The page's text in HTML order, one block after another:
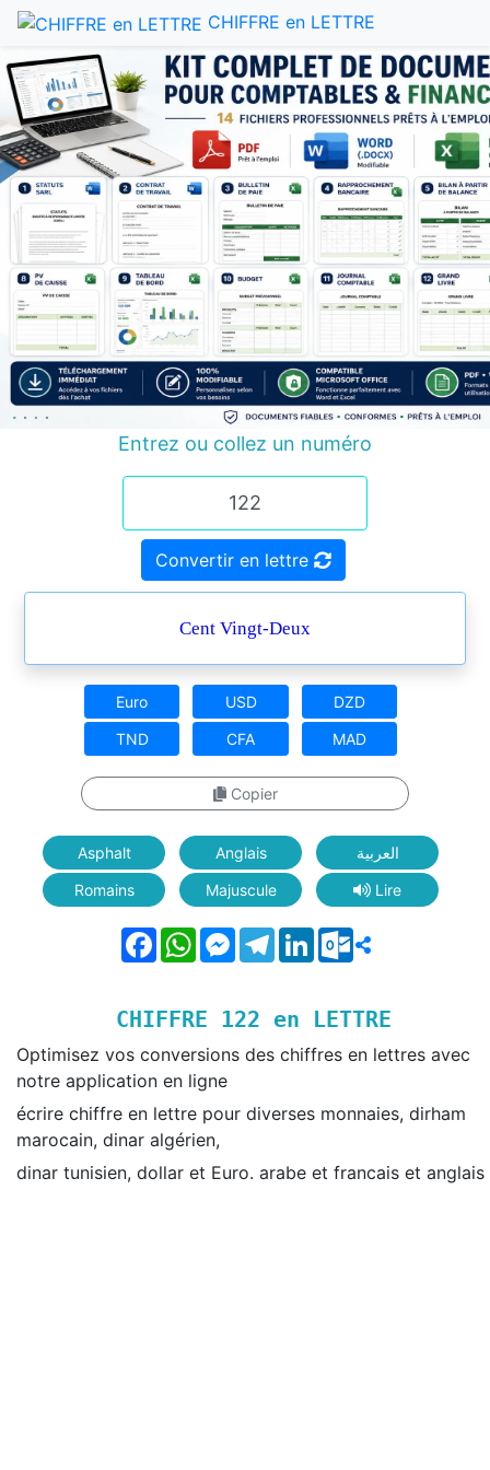
CHIFFRE en LETTRE
Entrez ou collez un numéro
Convertir en lettre
Cent Vingt-Deux
Euro USD
DZD
TND
CFA MAD
Copier
Asphalt Anglais
العربية
Romains
Majuscule Lire
FacebookWhatsAppMessenger
Telegram
LinkedInOutlook.com
CHIFFRE 122 en LETTRE
Optimisez vos conversions des chiffres en lettres avec
notre application en ligne
écrire chiffre en lettre pour diverses monnaies, dirham
marocain, dinar algérien,
dinar tunisien, dollar et Euro. arabe et francais et anglais